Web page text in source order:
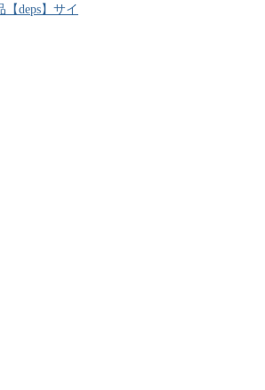
【deps】サイ